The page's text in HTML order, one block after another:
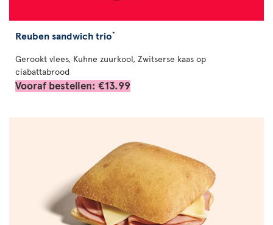
Reuben sandwich trio*
Gerookt vlees, Kuhne zuurkool, Zwitserse kaas op
ciabattabrood
Vooraf bestellen: €13.99